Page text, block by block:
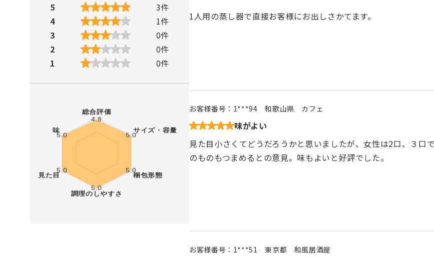
5 3件
4
1件
3
0件
2
0件
1
0件
1人用の蒸し器で直接お客様にお出しさかてます。
お客様番号： 1***94 和歌山県 カフェ
味がよい
見た目小さくてどうだろうかと思いましたが、女性は2口、３
のものもつまめるとの意見。味もよいと好評でした。
お客様番号： 1***51 東京都 和風居酒屋